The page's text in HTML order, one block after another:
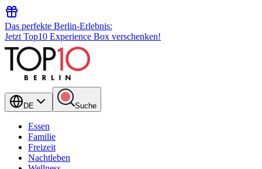
Das perfekte Berlin-Erlebnis:
Jetzt Top10 Experience Box verschenken!
DE Suche
Essen
Familie
Freizeit
Nachtleben